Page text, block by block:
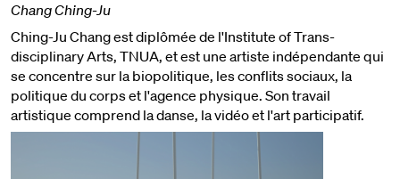
Chang Ching-Ju
Ching-Ju Chang est diplômée de l'Institute of Trans-
disciplinary Arts, TNUA, et est une artiste indépendante qui
se concentre sur la biopolitique, les conflits sociaux, la
politique du corps et l'agence physique. Son travail
artistique comprend la danse, la vidéo et l'art participatif.